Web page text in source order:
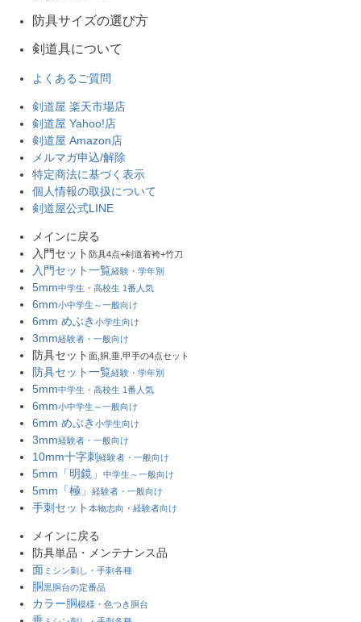
防具サイズの選び方
剣道具について
よくあるご質問
剣道屋 楽天市場店
剣道屋 Yahoo!店
剣道屋 Amazon店
メルマガ申込/解除
特定商法に基づく表示
個人情報の取扱について
剣道屋公式LINE
メインに戻る
入門セット 防具4点+剣道着袴+竹刀
入門セット一覧経験・学年別
5mm中学生・高校生 1番人気
6mm小中学生～一般向け
6mm めぶき 小学生向け
3mm経験者・一般向け
防具セット 面,胴,垂,甲手の4点セット
防具セット一覧経験・学年別
5mm中学生・高校生 1番人気
6mm小中学生～一般向け
6mm めぶき 小学生向け
3mm経験者・一般向け
10mm十字刺 経験者・一般向け
5mm「明鏡」 中学生～一般向け
5mm「極」 経験者・一般向け
手刺セット 本物志向・経験者向け
メインに戻る
防具単品・メンテナンス品
面 ミシン刺し・手刺各種
胴黒胴台の定番品
カラー胴模様・色つき胴台